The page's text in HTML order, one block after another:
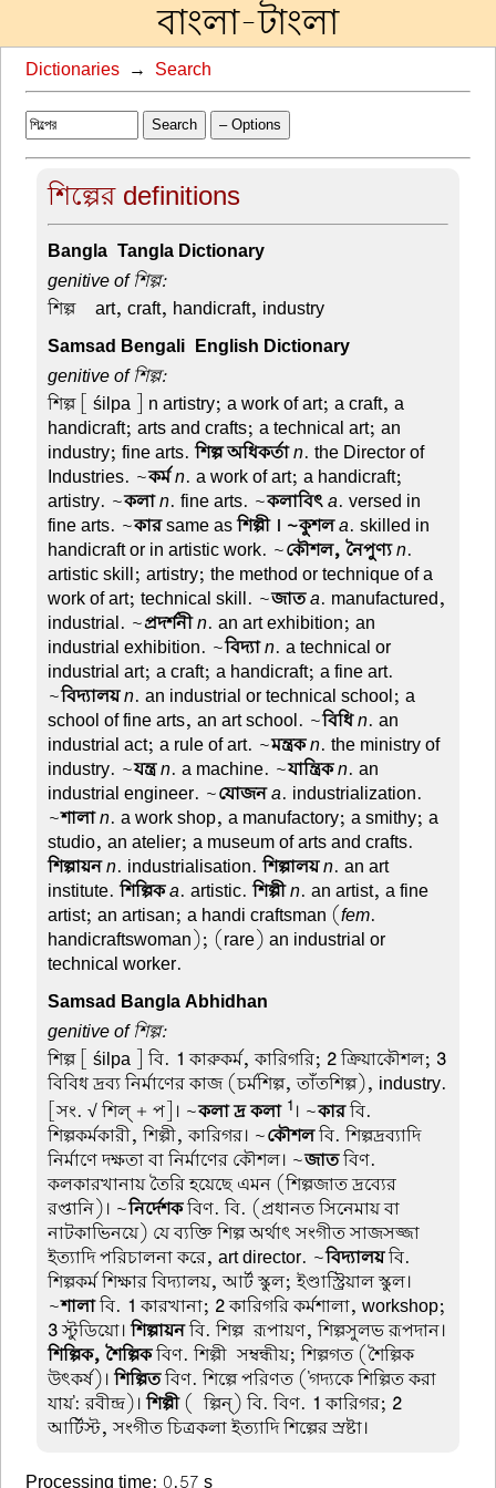
বাংলা-টাংলা
Dictionaries → Search
Search – Options
শিল্পের definitions
Bangla-Tangla Dictionary
genitive of শিল্প:
শিল্প –art, craft, handicraft, industry
Samsad Bengali-English Dictionary
genitive of শিল্প:
শিল্প[ śilpa ] n artistry; a work of art; a craft, a
handicraft; arts and crafts; a technical art; an
industry; fine arts.শিল্প অধিকর্তাn. the Director of
Industries. ~কর্মn. a work of art; a handicraft;
artistry. ~কলাn. fine arts. ~কলাবিৎa. versed in
fine arts. ~কারsame asশিল্পী । ~কুশলa. skilled in
handicraft or in artistic work. ~কৌশল, নৈপুণ্যn.
artistic skill; artistry; the method or technique of a
work of art; technical skill. ~জাতa. manufactured,
industrial. ~প্রদর্শনীn. an art exhibition; an
industrial exhibition. ~বিদ্যাn. a technical or
industrial art; a craft; a handicraft; a fine art.
~বিদ্যালয়n. an industrial or technical school; a
school of fine arts, an art school. ~বিধিn. an
industrial act; a rule of art. ~মন্ত্রকn. the ministry of
industry. ~যন্ত্রn. a machine. ~যান্ত্রিকn. an
industrial engineer. ~যোজনa. industrialization.
~শালাn. a work shop, a manufactory; a smithy; a
studio, an atelier; a museum of arts and crafts.
শিল্পায়নn. industrialisation.শিল্পালয়n. an art
institute.শিল্পিকa. artistic.শিল্পীn. an artist, a fine
artist; an artisan; a handi craftsman (fem.
handicraftswoman); (rare) an industrial or
technical worker.
Samsad Bangla Abhidhan
genitive of শিল্প:
শিল্প[ śilpa ] বি. 1 কারুকর্ম, কারিগরি; 2ক্রিয়াকৌশল; 3
বিবিধ দ্রব্য নির্মাণের কাজ (চর্মশিল্প, তাঁতশিল্প), industry.
[সং. √ শিল্ + প]। ~কলা দ্র কলা 1 । ~কারবি.
শিল্পকর্মকারী, শিল্পী, কারিগর। ~কৌশলবি. শিল্পদ্রব্যাদি
নির্মাণে দক্ষতা বা নির্মাণের কৌশল। ~জাতবিণ.
কলকারখানায় তৈরি হয়েছে এমন (শিল্পজাত দ্রব্যের
রপ্তানি)। ~নির্দেশকবিণ. বি. (প্রধানত সিনেমায় বা
নাটকাভিনয়ে) যে ব্যক্তি শিল্প অর্থাৎ সংগীত সাজসজ্জা
ইত্যাদি পরিচালনা করে, art director. ~বিদ্যালয়বি.
শিল্পকর্ম শিক্ষার বিদ্যালয়, আর্ট স্কুল; ইণ্ডাস্ট্রিয়াল স্কুল।
~শালাবি. 1 কারখানা; 2কারিগরি কর্মশালা, workshop;
3স্টুডিয়ো।শিল্পায়নবি. শিল্প-রূপায়ণ, শিল্পসুলভ রূপদান।
শিল্পিক, শৈল্পিকবিণ. শিল্পী-সম্বন্ধীয়; শিল্পগত (শৈল্পিক
উৎকর্ষ)।শিল্পিতবিণ. শিল্পে পরিণত ('গদ্যকে শিল্পিত করা
যায়': রবীন্দ্র)।শিল্পী(-ল্পিন্) বি. বিণ. 1 কারিগর; 2
আর্টিস্ট, সংগীত চিত্রকলা ইত্যাদি শিল্পের স্রষ্টা।
Processing time: 0.57 s